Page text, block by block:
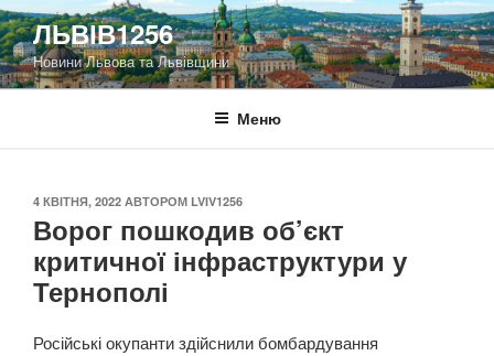
Перейти
до
вмісту
ЛЬВІВ1256
Новини Львова та Львівщини
Меню
ОПУБЛІКОВАНО
4 КВІТНЯ, 2022 АВТОРОМ LVIV1256
Ворог пошкодив об’єкт
критичної інфраструктури у
Тернополі
Російські окупанти здійснили бомбардування